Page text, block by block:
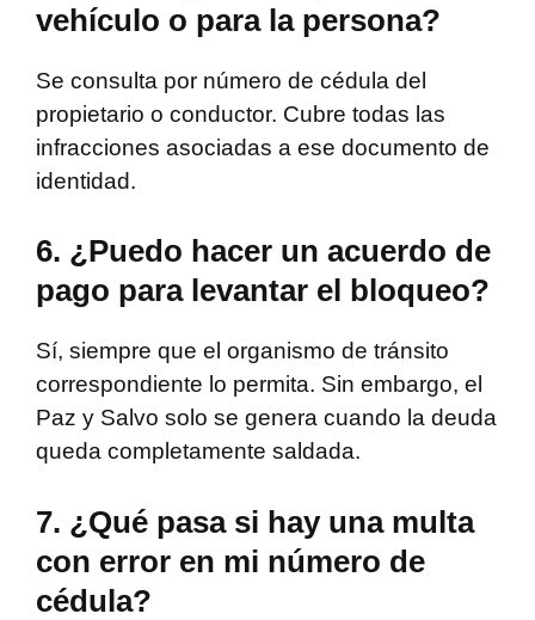
vehículo o para la persona?
Se consulta por número de cédula del
propietario o conductor. Cubre todas las
infracciones asociadas a ese documento de
identidad.
6. ¿Puedo hacer un acuerdo de
pago para levantar el bloqueo?
Sí, siempre que el organismo de tránsito
correspondiente lo permita. Sin embargo, el
Paz y Salvo solo se genera cuando la deuda
queda completamente saldada.
7. ¿Qué pasa si hay una multa
con error en mi número de
cédula?